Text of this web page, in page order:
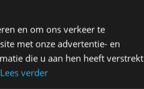
en om ons verkeer te
met onze advertentie- en
die u aan hen heeft verstrekt
Lees verder